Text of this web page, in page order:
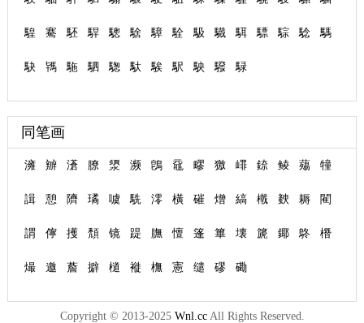
騜 騫 駓 駻 驄 騇 騿 駩 馺 驖 駬 驃 騌 騐 騳
駃 駂 駞 駟 騘 馱 騃 駅 駚 驋 騄
同笔画
澭 辧 濸 膫 澃 濒 鵖 黿 疁 獥 嶵 錼 鲮 薚 犝
諿 憩 隮 璚 噳 駪 澪 橫 磪 熷 縞 橶 螤 耨 閵
謂 儜 擭 頽 镜 踶 膴 憻 篷 篳 壊 篪 鎁 鴤 橬
熶 邀 薝 擗 檤 褷 橅 憲 缱 磟 磡
Copyright © 2013-2025 Wnl.ccAll Rights Reserved.